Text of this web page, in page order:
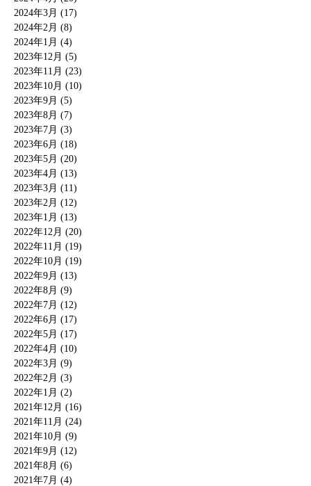
2024年3月 (17)
2024年2月 (8)
2024年1月 (4)
2023年12月 (5)
2023年11月 (23)
2023年10月 (10)
2023年9月 (5)
2023年8月 (7)
2023年7月 (3)
2023年6月 (18)
2023年5月 (20)
2023年4月 (13)
2023年3月 (11)
2023年2月 (12)
2023年1月 (13)
2022年12月 (20)
2022年11月 (19)
2022年10月 (19)
2022年9月 (13)
2022年8月 (9)
2022年7月 (12)
2022年6月 (17)
2022年5月 (17)
2022年4月 (10)
2022年3月 (9)
2022年2月 (3)
2022年1月 (2)
2021年12月 (16)
2021年11月 (24)
2021年10月 (9)
2021年9月 (12)
2021年8月 (6)
2021年7月 (4)